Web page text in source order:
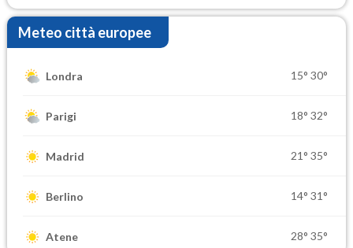
Meteo città europee
Londra 15° 30°
Parigi 18° 32°
Madrid 21° 35°
Berlino 14° 31°
Atene 28° 35°